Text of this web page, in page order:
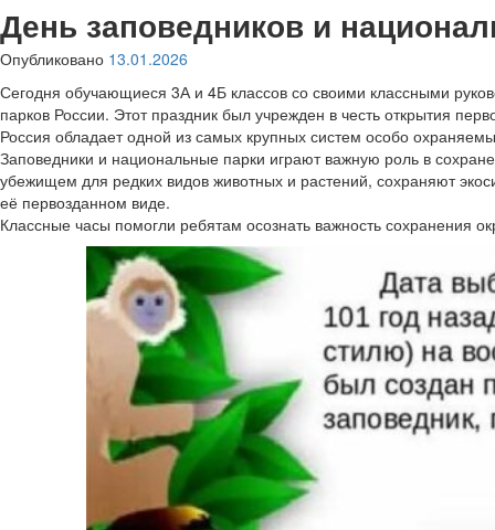
День заповедников и
Опубликовано 13.01.2026
Сегодня обучающиеся 3А и 4Б классов со своими классными
парков России. Этот праздник был учрежден в честь открытия
Россия обладает одной из самых крупных систем особо
Заповедники и национальные парки играют важную роль в
убежищем для редких видов животных и растений, сохраняют
её первозданном виде.
Классные часы помогли ребятам осознать важность сохранения